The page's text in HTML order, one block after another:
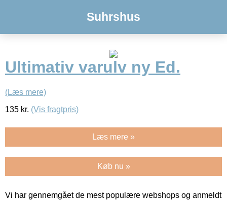
Suhrshus
Ultimativ varulv ny Ed.
(Læs mere)
135 kr. (Vis fragtpris)
Læs mere »
Køb nu »
Vi har gennemgået de mest populære webshops og anmeldt